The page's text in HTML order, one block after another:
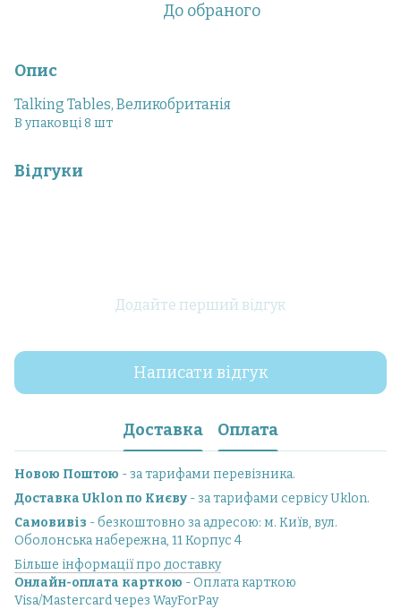
До обраного
Опис
Talking Tables, Великобританія
В упаковці 8 шт
Відгуки
Додайте перший відгук
Написати відгук
Доставка Оплата
Новою Поштою - за тарифами перевізника.
Доставка Uklon по Києву - за тарифами сервісу Uklon.
Самовивіз - безкоштовно за адресою: м. Київ, вул.
Оболонська набережна, 11 Корпус 4
Більше інформації про доставку
Онлайн-оплата карткою - Оплата карткою
Visa/Mastercard через WayForPay